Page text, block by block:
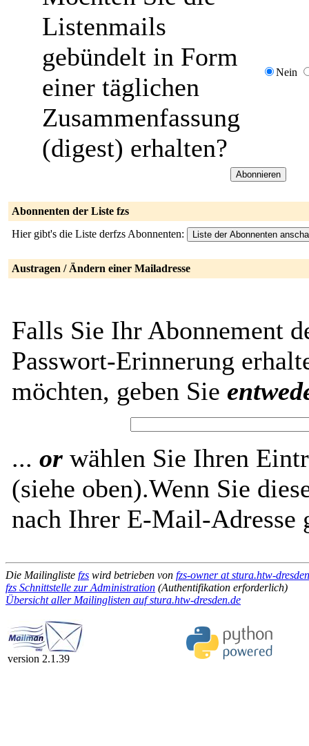
Listenmails
gebündelt in Form
einer täglichen
Zusammenfassung
(digest) erhalten?
Nein
Abonnenten der Liste fzs
Hier gibt's die Liste derfzs Abonnenten:
Austragen / Ändern einer Mailadresse
Falls Sie Ihr Abonnement
Passwort-Erinnerung
möchten, geben Sie
... or wählen Sie Ihren
(siehe oben).Wenn Sie
nach Ihrer E-Mail-Adresse
Die Mailingliste fzs wird betrieben von fzs-owner at stura.htw-
fzs Schnittstelle zur Administration (Authentifikation erforderlich)
Übersicht aller Mailinglisten auf stura.htw-dresden.de
version 2.1.39